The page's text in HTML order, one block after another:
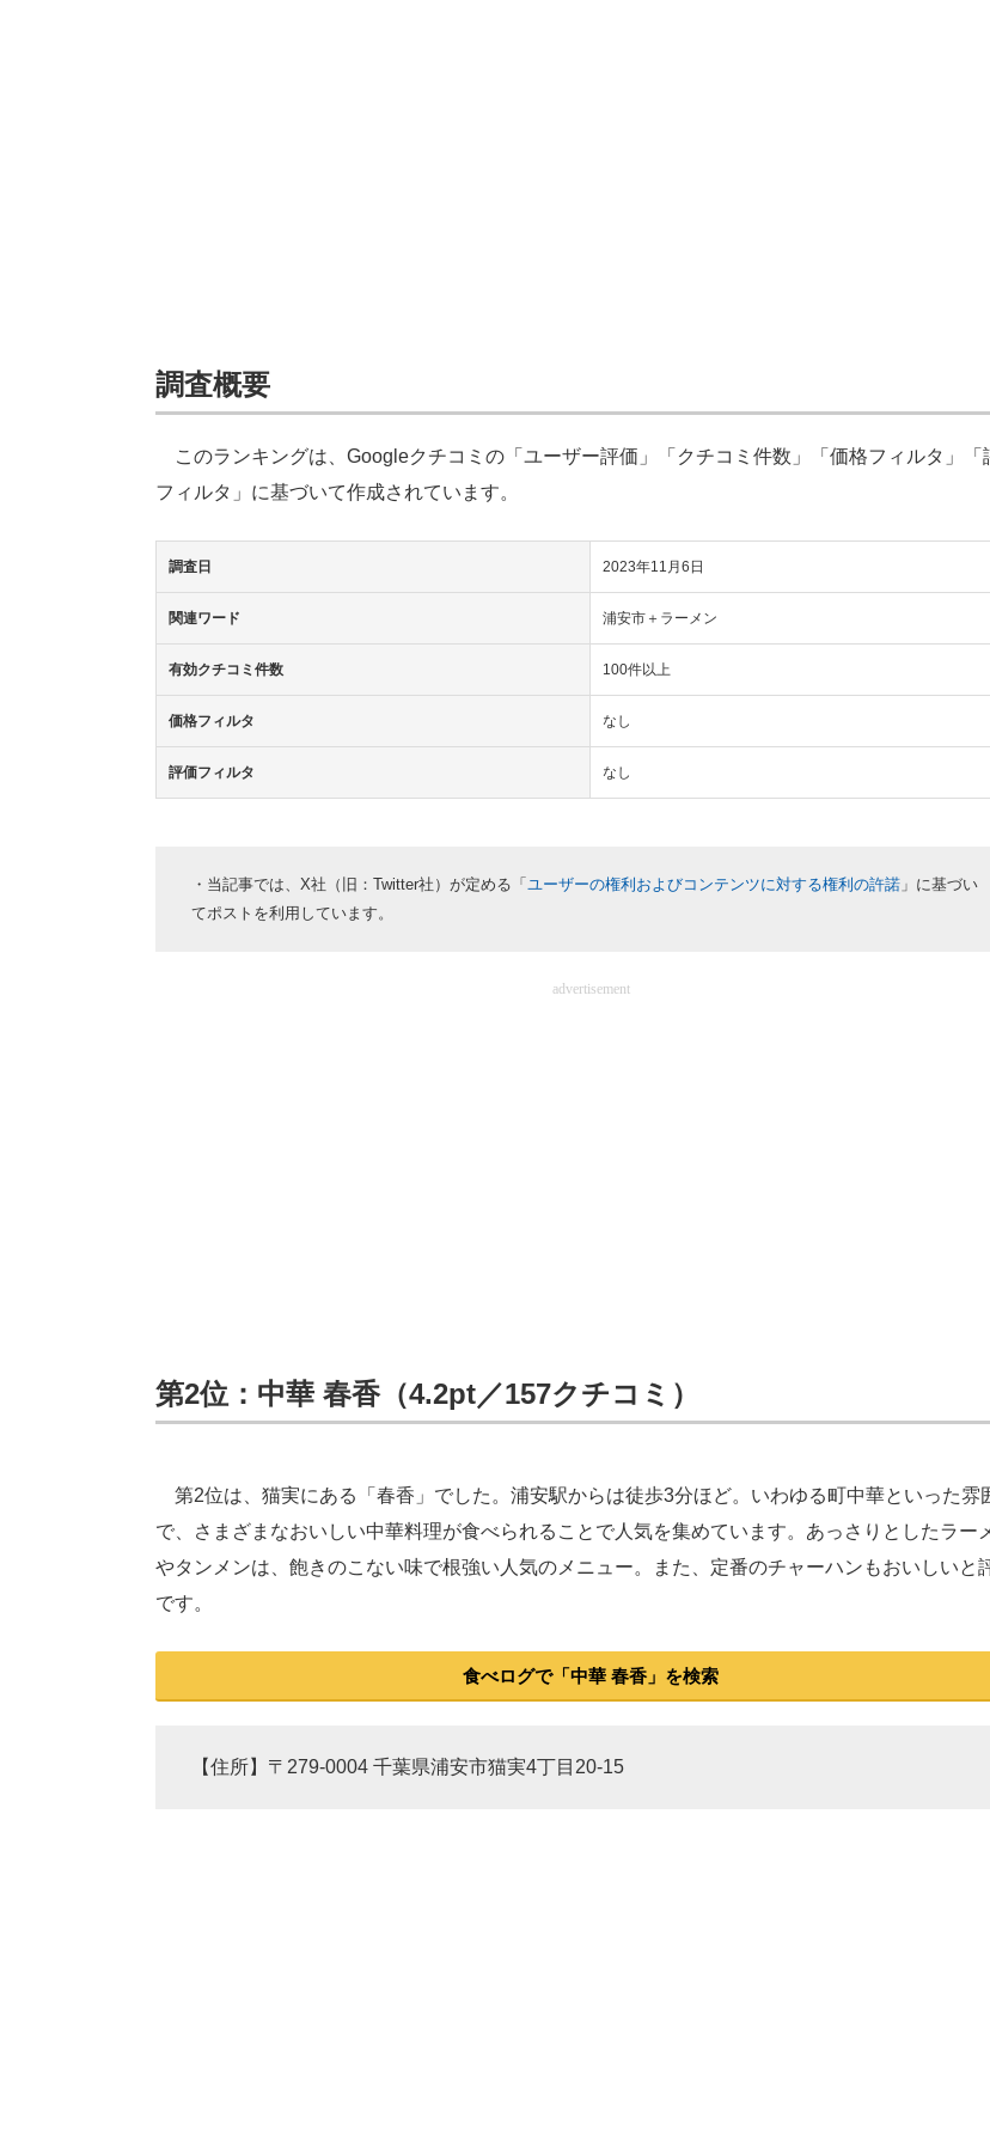
調査概要
このランキングは、Googleクチコミの「ユーザー評価」「クチコミ件数」「価格フィルタ」「
フィルタ」に基づいて作成されています。
調査日 2023年11月6日
関連ワード 浦安市＋ラーメン
有効クチコミ件数 100件以上
価格フィルタ なし
評価フィルタ なし
・当記事では、X社（旧：Twitter社）が定める「 ユーザーの権利およびコンテンツに対する権利の許諾 」に基づい
てポストを利用しています。
advertisement
第2位：中華 春香（4.2pt／157クチコミ）
第2位は、猫実にある「春香」でした。浦安駅からは徒歩3分ほど。いわゆる町中華といった雰
で、さまざまなおいしい中華料理が食べられることで人気を集めています。あっさりとしたラー
やタンメンは、飽きのこない味で根強い人気のメニュー。また、定番のチャーハンもおいしいと
です。
食べログで「中華 春香」を検索
【住所】〒279-0004 千葉県浦安市猫実4丁目20-15